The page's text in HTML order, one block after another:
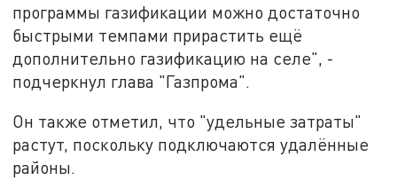
программы газификации можно достаточно
быстрыми темпами прирастить ещё
дополнительно газификацию на селе", -
подчеркнул глава "Газпрома".
Он также отметил, что "удельные затраты"
растут, поскольку подключаются удалённые
районы.